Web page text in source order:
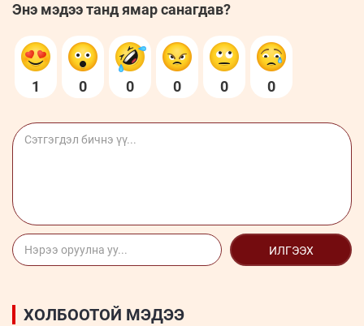
Энэ мэдээ танд ямар санагдав?
1 0 0 0 0 0
ИЛГЭЭХ
ХОЛБООТОЙ МЭДЭЭ